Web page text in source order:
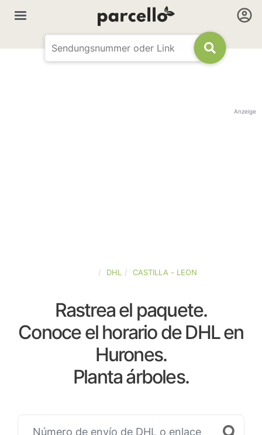
Anzeige
DHL CASTILLA - LEON
Rastrea el paquete.
Conoce el horario de DHL en
Hurones.
Planta árboles.